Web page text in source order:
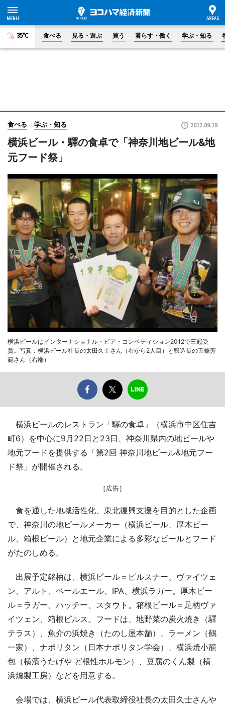
35°C 食べる 見る・遊ぶ 買う 暮らす・働く 学ぶ・知る
食べる 学ぶ・知る 2012.09.19
横浜ビール・驛の食卓で「神奈川地ビール&地
元フード祭」
横浜ビールはインターナショナル・ビア・コンペティション2012で三冠受
賞。写真：横浜ビール社長の太田久士さん（右から2人目）と醸造長の五條芳
範さん（右端）
横浜ビールのレストラン「驛の食卓」（横浜市中区住吉
町6）を中心に9月22日と23日、神奈川県内の地ビールや
地元フードを提供する「第2回 神奈川地ビール&地元フー
ド祭」が開催される。
［広告］
食を通した地域活性化、東北復興支援を目的とした企画
で、神奈川の地ビールメーカー（横浜ビール、厚木ビー
ル、箱根ビール）と地元企業による多彩なビールとフード
がたのしめる。
出展予定銘柄は、横浜ビール＝ピルスナー、ヴァイツェ
ン、アルト、ペールエール、IPA、横浜ラガー。厚木ビー
ル＝ラガー、ハッチー、スタウト。箱根ビール＝足柄ヴァ
イツェン、箱根ピルス。フードは、地野菜の炭火焼き（驛
テラス）、魚介の浜焼き（たのし屋本舗）、ラーメン（鶴
一家）、ナポリタン（日本ナポリタン学会）、横浜焼小籠
包（横濱うたげや ど根性ホルモン）、豆腐のくん製（横
浜燻製工房）などを用意する。
会場では、横浜ビール代表取締役社長の太田久士さんや